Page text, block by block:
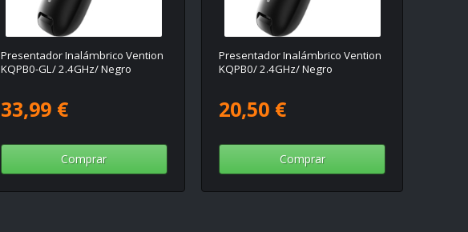
Presentador Inalámbrico Vention
KQPB0-GL/ 2.4GHz/ Negro
33,99 €
Comprar
Presentador Inalámbrico Vention
KQPB0/ 2.4GHz/ Negro
20,50 €
Comprar